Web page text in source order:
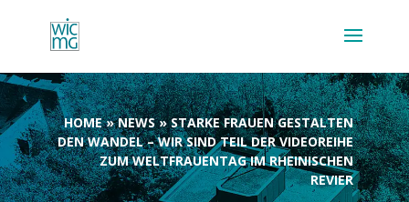
HOME»NEWS»STARKE FRAUEN GESTALTEN
DEN WANDEL – WIR SIND TEIL DER VIDEOREIHE
ZUM WELTFRAUENTAG IM RHEINISCHEN
REVIER